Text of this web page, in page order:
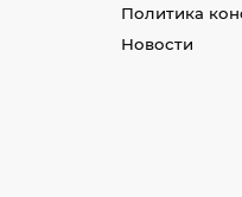
Политика
Новости